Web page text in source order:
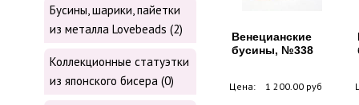
Бусины, шарики, пайетки
из металла Lovebeads (2)
Коллекционные статуэтки
из японского бисера (0)
Венецианские
бусины, №338
Цена: 1 200.00 руб